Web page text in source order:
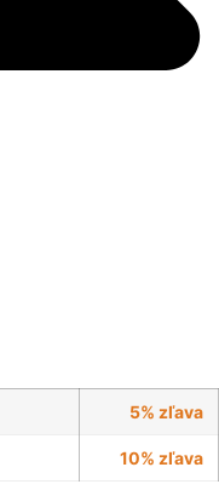
5% zľava
10% zľava